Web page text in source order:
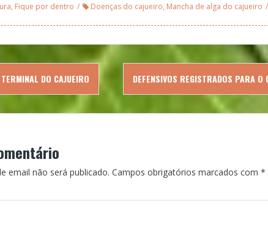
, Fique por dentro Doenças do cajueiro, Mancha de alga do cajueiro
DO CAJUEIRO DEFENSIVOS REGISTRADOS PARA O
email não será publicado. Campos obrigatórios marcados com *